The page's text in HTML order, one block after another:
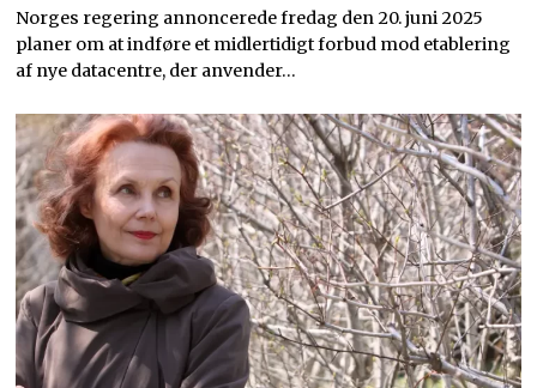
Norges regering annoncerede fredag den 20. juni 2025
planer om at indføre et midlertidigt forbud mod etablering
af nye datacentre, der anvender…